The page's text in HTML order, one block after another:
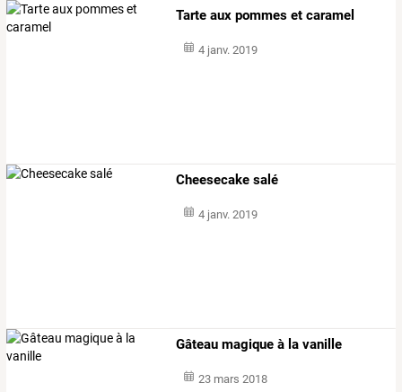
Tarte aux pommes et caramel
4 janv. 2019
Cheesecake salé
4 janv. 2019
Gâteau magique à la vanille
23 mars 2018